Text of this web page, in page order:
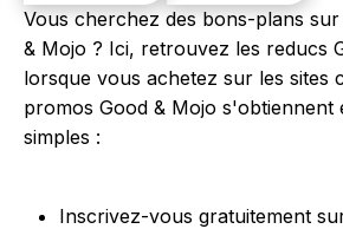
Vous cherchez des bons-plans
& Mojo ? Ici, retrouvez les reducs
lorsque vous achetez sur les sites
promos Good & Mojo s'obtiennent
simples :
Inscrivez-vous gratuitement